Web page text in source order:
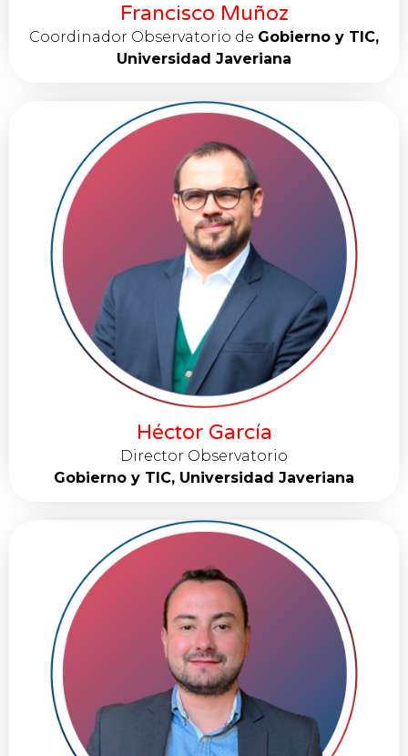
Francisco Muñoz
Coordinador Observatorio de Gobierno y TIC,
Universidad Javeriana
Héctor García
Director Observatorio
Gobierno y TIC, Universidad Javeriana